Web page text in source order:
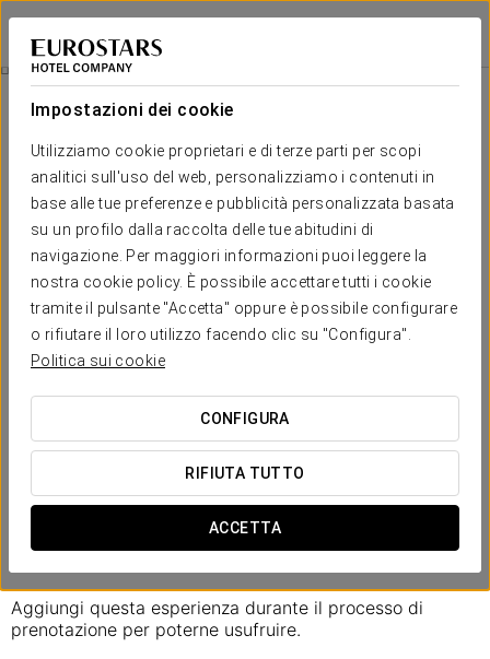
Impostazioni dei cookie
Utilizziamo cookie proprietari e di terze parti per scopi
analitici sull'uso del web, personalizziamo i contenuti in
base alle tue preferenze e pubblicità personalizzata basata
su un profilo dalla raccolta delle tue abitudini di
navigazione. Per maggiori informazioni puoi leggere la
nostra cookie policy. È possibile accettare tutti i cookie
tramite il pulsante "Accetta" oppure è possibile configurare
o rifiutare il loro utilizzo facendo clic su "Configura".
Politica sui cookie
CONFIGURA
RIFIUTA TUTTO
ACCETTA
Áurea Ana Palace Hotel
BUDAPEST
Esperienza Romantica Superior
94 €
Esperienza romantica Superior
Desideri vivere un meraviglioso soggiorno romantico a
approfittare della nostra esperienza romantica.
- Frutta e cocktail di benvenuto.
- Crociera sul Danubio (durata di 1 ora) e passeggiata
sull'Isola Margherita.
Aggiungi questa esperienza durante il processo di
prenotazione per poterne usufruire.